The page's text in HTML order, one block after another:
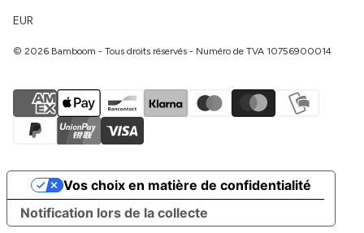
EUR
© 2026 Bamboom - Tous droits réservés - Numéro de TVA 10756900014
Notification lors de la collecte
Vos choix en matière de confidentialité